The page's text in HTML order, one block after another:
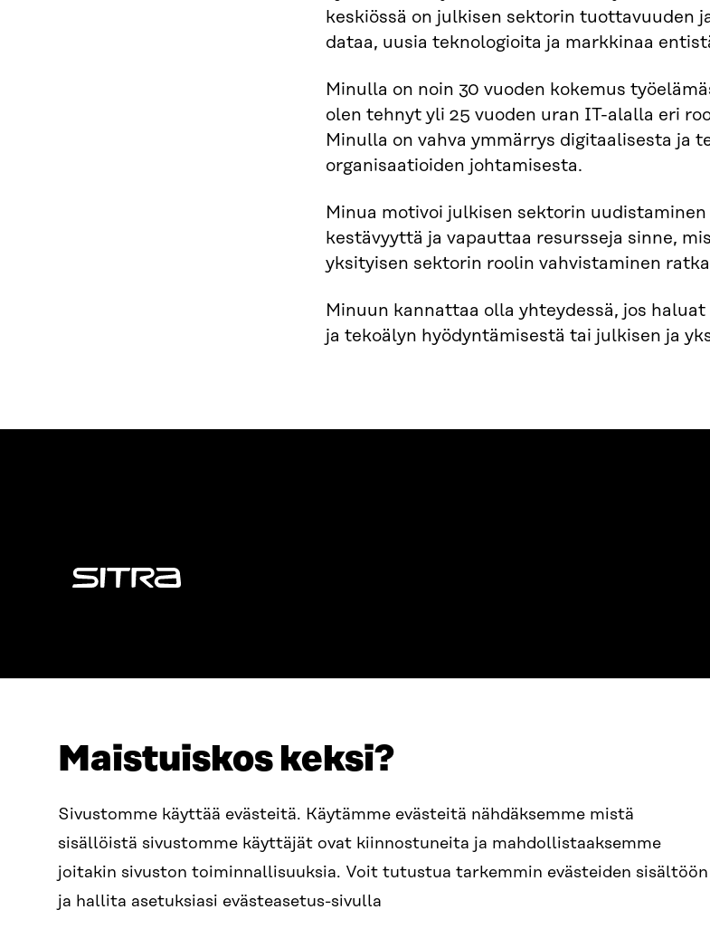
Maistuiskos keksi?
Sivustomme käyttää evästeitä. Käytämme evästeitä nähdäksemme mistä
sisällöistä sivustomme käyttäjät ovat kiinnostuneita ja mahdollistaaksemme
joitakin sivuston toiminnallisuuksia. Voit tutustua tarkemmin evästeiden sisältöön
ja hallita asetuksiasi evästeasetus-sivulla
keskiössä on julkisen sektorin tuottavuuden
dataa, uusia teknologioita ja markkinaa
Minulla on noin 30 vuoden kokemus
olen tehnyt yli 25 vuoden uran IT-alalla eri
Minulla on vahva ymmärrys digitaalisesta ja
organisaatioiden johtamisesta.
Minua motivoi julkisen sektorin
kestävyyttä ja vapauttaa resursseja sinne,
yksityisen sektorin roolin vahvistaminen
Minuun kannattaa olla yhteydessä, jos
ja tekoälyn hyödyntämisestä tai julkisen ja
Sitra
Itämerenkatu 11-13, PL 160,
00181 Helsinki
Saapumisohjeet
Y-TUNNUS
+358 294 618 991
SÄHKÖPOSTI
etunimi.sukunimi@sitra.fi